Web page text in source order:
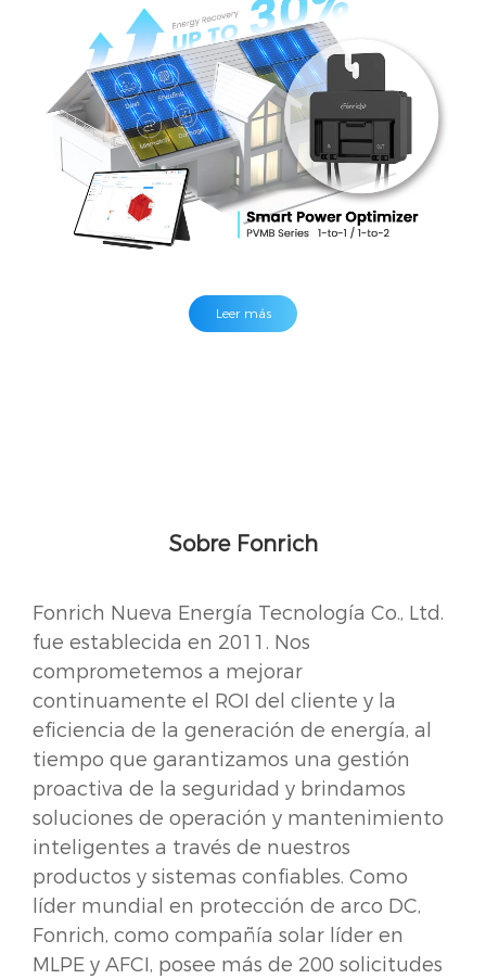
Leer más
alimentado por DC.
Sobre Fonrich
Fonrich Nueva Energía Tecnología Co., Ltd.
fue establecida en 2011. Nos
comprometemos a mejorar
continuamente el ROI del cliente y la
eficiencia de la generación de energía, al
tiempo que garantizamos una gestión
proactiva de la seguridad y brindamos
soluciones de operación y mantenimiento
inteligentes a través de nuestros
productos y sistemas confiables. Como
líder mundial en protección de arco DC,
Fonrich, como compañía solar líder en
MLPE y AFCI, posee más de 200 solicitudes